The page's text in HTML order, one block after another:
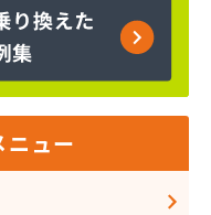
ニュー